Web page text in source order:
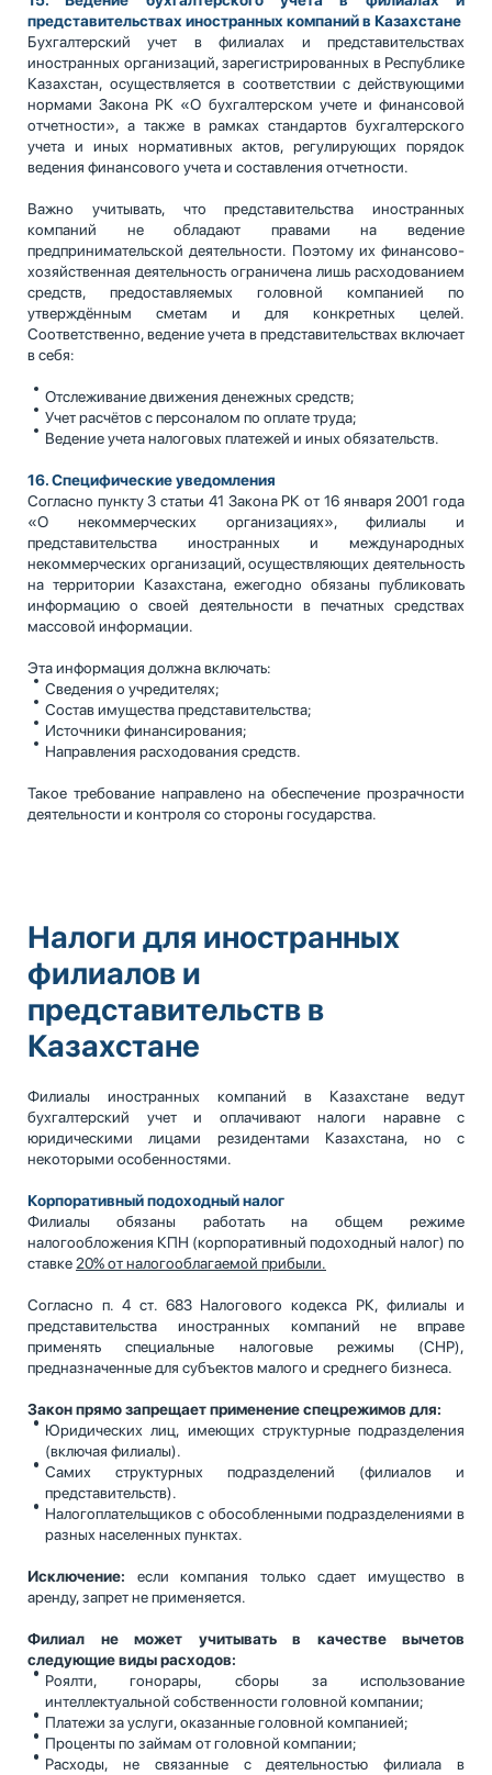
представительствах иностранных компаний в Казахстане
Бухгалтерский учет в филиалах и представительствах
иностранных организаций, зарегистрированных в Республике
Казахстан, осуществляется в соответствии с действующими
нормами Закона РК «О бухгалтерском учете и финансовой
отчетности», а также в рамках стандартов бухгалтерского
учета и иных нормативных актов, регулирующих порядок
ведения финансового учета и составления отчетности.
Важно учитывать, что представительства иностранных
компаний не обладают правами на ведение
предпринимательской деятельности. Поэтому их финансово-
хозяйственная деятельность ограничена лишь расходованием
средств, предоставляемых головной компанией по
утверждённым сметам и для конкретных целей.
Соответственно, ведение учета в представительствах включает
в себя:
Отслеживание движения денежных средств;
Учет расчётов с персоналом по оплате труда;
Ведение учета налоговых платежей и иных обязательств.
16. Специфические уведомления
Согласно пункту 3 статьи 41 Закона РК от 16 января 2001 года
«О некоммерческих организациях», филиалы и
представительства иностранных и международных
некоммерческих организаций, осуществляющих деятельность
на территории Казахстана, ежегодно обязаны публиковать
информацию о своей деятельности в печатных средствах
массовой информации.
Эта информация должна включать:
Сведения о учредителях;
Состав имущества представительства;
Источники финансирования;
Направления расходования средств.
Такое требование направлено на обеспечение прозрачности
деятельности и контроля со стороны государства.
Налоги для иностранных
филиалов и
представительств в
Казахстане
Филиалы иностранных компаний в Казахстане ведут
бухгалтерский учет и оплачивают налоги наравне с
юридическими лицами резидентами Казахстана, но с
некоторыми особенностями.
Корпоративный подоходный налог
Филиалы обязаны работать на общем режиме
налогообложения КПН (корпоративный подоходный налог) по
ставке20% от налогооблагаемой прибыли.
Согласно п. 4 ст. 683 Налогового кодекса РК, филиалы и
представительства иностранных компаний не вправе
применять специальные налоговые режимы (СНР),
предназначенные для субъектов малого и среднего бизнеса.
Закон прямо запрещает применение спецрежимов для:
Юридических лиц, имеющих структурные подразделения
(включая филиалы).
Самих структурных подразделений (филиалов и
представительств).
Налогоплательщиков с обособленными подразделениями в
разных населенных пунктах.
Исключение: если компания только сдает имущество в
аренду, запрет не применяется.
Филиал не может учитывать в качестве вычетов
следующие виды расходов:
Роялти, гонорары, сборы за использование
интеллектуальной собственности головной компании;
Платежи за услуги, оказанные головной компанией;
Проценты по займам от головной компании;
Расходы, не связанные с деятельностью филиала в